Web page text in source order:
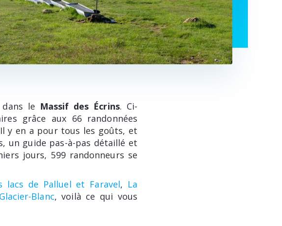
le Massif des Écrins. Ci-
grâce aux 66 randonnées
Il y en a pour tous les goûts, et
un guide pas-à-pas détaillé et
jours, 599 randonneurs se
lacs de Palluel et Faravel, La
Blanc, voilà ce qui vous